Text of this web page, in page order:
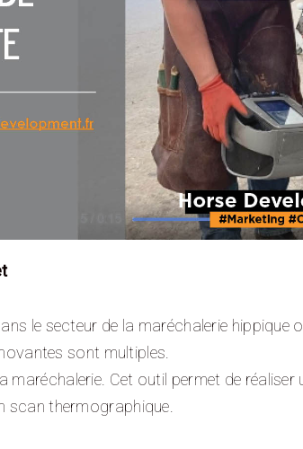
le secteur de la maréchalerie
sont multiples.
maréchalerie. Cet outil permet de
scan thermographique.